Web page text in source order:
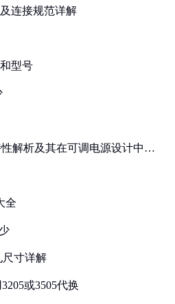
连接规范详解
型号
解析及其在可调电源设计中的
全
尺寸详解
或3505代换